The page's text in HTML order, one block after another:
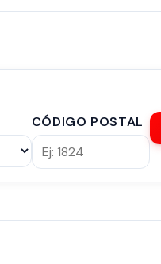
CÓDIGO POSTAL